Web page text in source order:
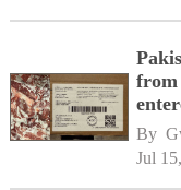
from
By
Jul